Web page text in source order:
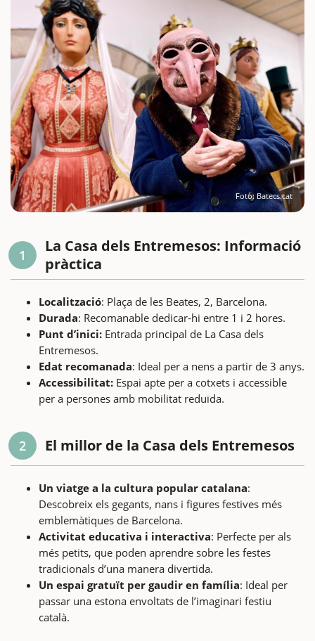
Foto: Batecs.cat
1
La Casa dels Entremesos: Informació
pràctica
Localització: Plaça de les Beates, 2, Barcelona.
Durada: Recomanable dedicar-hi entre 1 i 2 hores.
Punt d’inici: Entrada principal de La Casa dels
Entremesos.
Edat recomanada: Ideal per a nens a partir de 3 anys.
Accessibilitat: Espai apte per a cotxets i accessible
per a persones amb mobilitat reduïda.
2 El millor de la Casa dels Entremesos
Un viatge a la cultura popular catalana:
Descobreix els gegants, nans i figures festives més
emblemàtiques de Barcelona.
Activitat educativa i interactiva: Perfecte per als
més petits, que poden aprendre sobre les festes
tradicionals d’una manera divertida.
Un espai gratuït per gaudir en família: Ideal per
passar una estona envoltats de l’imaginari festiu
català.